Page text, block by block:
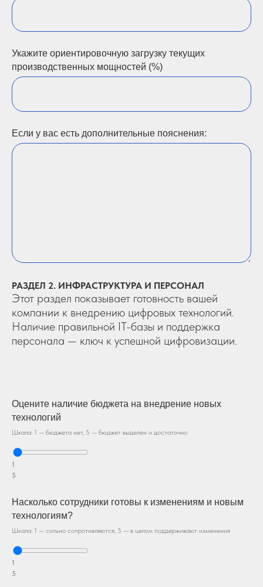
Укажите ориентировочную загрузку текущих
производственных мощностей (%)
Если у вас есть дополнительные пояснения:
РАЗДЕЛ 2. ИНФРАСТРУКТУРА И ПЕРСОНАЛ
Этот раздел показывает готовность вашей
компании к внедрению цифровых технологий.
Наличие правильной IT-базы и поддержка
персонала — ключ к успешной цифровизации.
Оцените наличие бюджета на внедрение новых
технологий
Шкала: 1 — бюджета нет, 5 — бюджет выделен и достаточно
1
5
Насколько сотрудники готовы к изменениям и новым
технологиям?
Шкала: 1 — сильно сопротивляются, 5 — в целом поддерживают изменения
1
5